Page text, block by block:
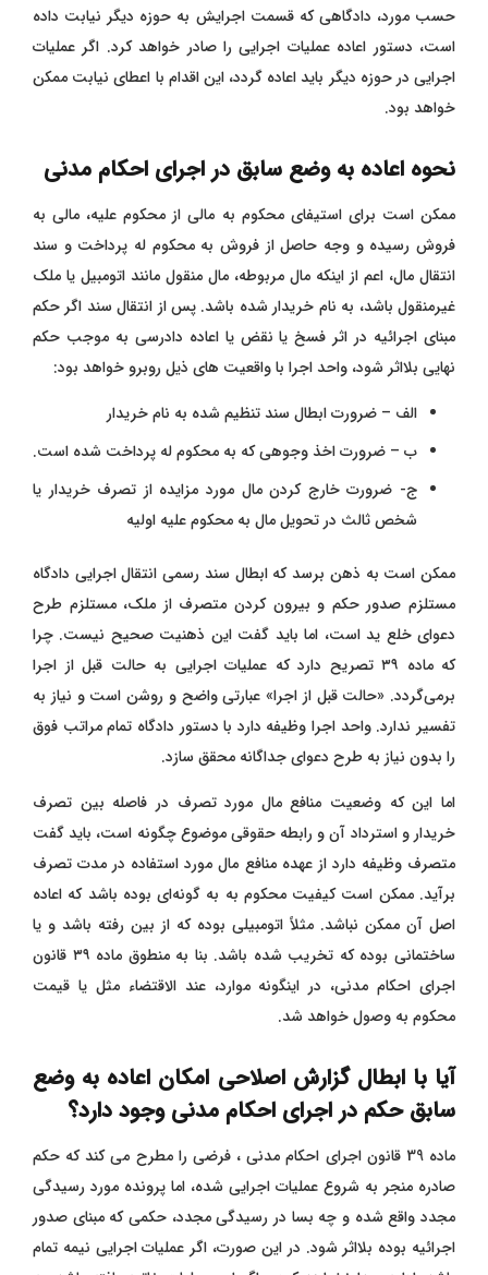
حسب مورد، دادگاهی که قسمت اجرایش به حوزه دیگر نیابت داده
است، دستور اعاده عملیات اجرایی را صادر خواهد کرد. اگر عملیات
اجرایی در حوزه دیگر باید اعاده گردد، این اقدام با اعطای نیابت ممکن
خواهد بود.
نحوه اعاده به وضع سابق در اجرای احکام مدنی
ممکن است برای استیفای محکوم به مالی از محکوم علیه، مالی به
فروش رسیده و وجه حاصل از فروش به محکوم له پرداخت و سند
انتقال مال، اعم از اینکه مال مربوطه، مال منقول مانند اتومبیل یا ملک
غیرمنقول باشد، به نام خریدار شده باشد. پس از انتقال سند اگر حکم
مبنای اجرائیه در اثر فسخ یا نقض یا اعاده دادرسی به موجب حکم
نهایی بلااثر شود، واحد اجرا با واقعیت‌ های ذیل روبرو خواهد بود:
الف – ضرورت ابطال سند تنظیم شده به نام خریدار
ب – ضرورت اخذ وجوهی که به محکوم له پرداخت شده است.
ج- ضرورت خارج کردن مال مورد مزایده از تصرف خریدار یا
شخص ثالث در تحویل مال به محکوم علیه اولیه
ممکن است به ذهن برسد کهابطال سند رسمی انتقال اجرایی دادگاه
مستلزم صدور حکم و بیرون کردن متصرف از ملک، مستلزم طرح
دعوای خلع ید است، اما باید گفت این ذهنیت صحیح نیست. چرا
که ماده ۳۹ تصریح دارد که عملیات اجرایی به حالت قبل از اجرا
برمی‌گردد. «حالت قبل از اجرا» عبارتی واضح و روشن است و نیاز به
تفسیر ندارد. واحد اجرا وظیفه دارد با دستور دادگاه تمام مراتب فوق
را بدون نیاز به طرح دعوای جداگانه محقق سازد.
اما این که وضعیت منافع مال مورد تصرف در فاصله بین تصرف
خریدار و استرداد آن و رابطه حقوقی موضوع چگونه است، باید گفت
متصرف وظیفه دارد از عهده منافع مال مورد استفاده در مدت تصرف
برآید. ممکن است کیفیت محکوم به به گونه‌ای بوده باشد که اعاده
اصل آن ممکن نباشد. مثلاً اتومبیلی بوده که از بین رفته باشد و یا
ساختمانی بوده که تخریب شده باشد. بنا به منطوق ماده ۳۹ قانون
اجرای احکام مدنی، در اینگونه موارد، عند الاقتضاء مثل یا قیمت
محکوم به وصول خواهد شد.
آیا با ابطال گزارش اصلاحی امکان اعاده به وضع
سابق حکم در اجرای احکام مدنی وجود دارد؟
ماده 39 قانون اجرای احکام مدنی ،
فرضی را مطرح می‌ کند که حکم
صادره منجر به شروع عملیات اجرایی شده، اما پرونده مورد رسیدگی
مجدد واقع شده و چه بسا در رسیدگی مجدد، حکمی که مبنای صدور
اجرائیه بوده بلااثر شود. در این صورت، اگر عملیات اجرایی نیمه ‌تمام